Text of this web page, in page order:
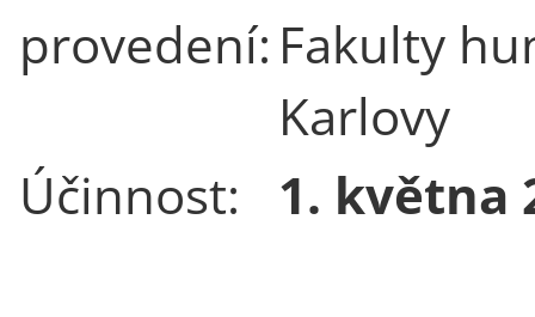
provedení: Fakulty
Karlovy
Účinnost:
1. května